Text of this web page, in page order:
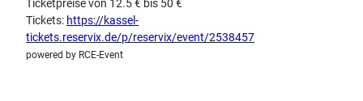
Ticketpreise von 12.5 € bis 50 €
Tickets: https://kassel-
tickets.reservix.de/p/reservix/event/2538457
powered by RCE-Event